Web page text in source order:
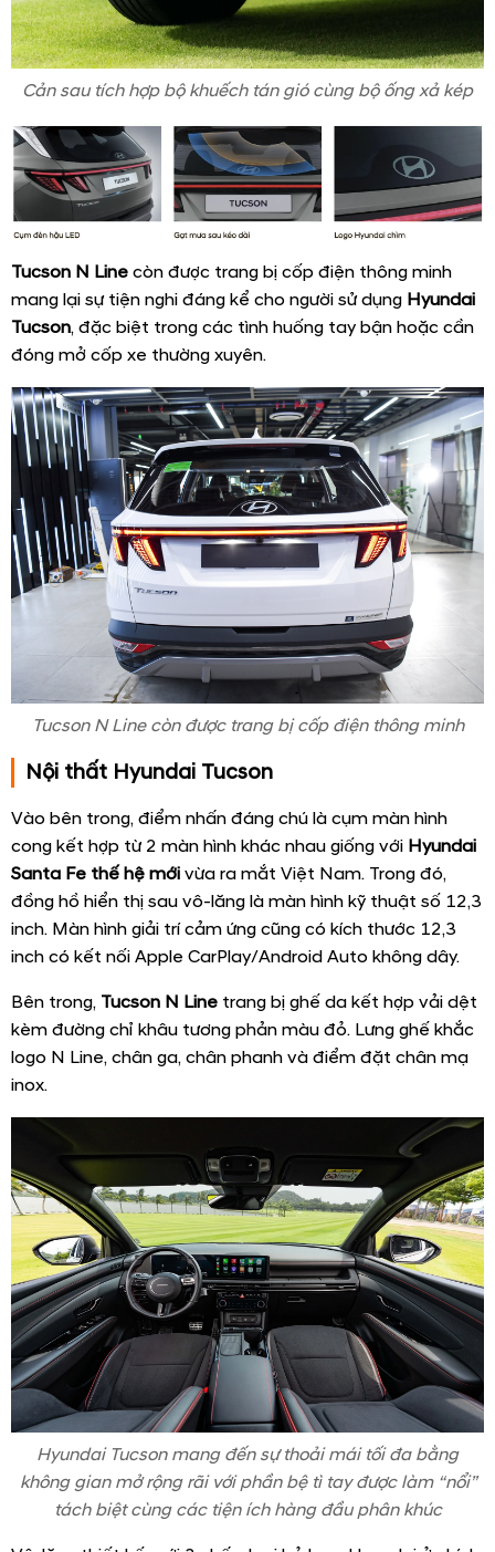
Cản sau tích hợp bộ khuếch tán gió cùng bộ ống xả kép
Tucson N Line còn được trang bị cốp điện thông minh
mang lại sự tiện nghi đáng kể cho người sử dụng Hyundai
Tucson, đặc biệt trong các tình huống tay bận hoặc cần
đóng mở cốp xe thường xuyên.
Tucson N Line còn được trang bị cốp điện thông minh
Nội thất Hyundai Tucson
Vào bên trong, điểm nhấn đáng chú là cụm màn hình
cong kết hợp từ 2 màn hình khác nhau giống với Hyundai
Santa Fe thế hệ mới vừa ra mắt Việt Nam. Trong đó,
đồng hồ hiển thị sau vô-lăng là màn hình kỹ thuật số 12,3
inch. Màn hình giải trí cảm ứng cũng có kích thước 12,3
inch có kết nối Apple CarPlay/Android Auto không dây.
Bên trong, Tucson N Line trang bị ghế da kết hợp vải dệt
kèm đường chỉ khâu tương phản màu đỏ. Lưng ghế khắc
logo N Line, chân ga, chân phanh và điểm đặt chân mạ
inox.
Hyundai Tucson mang đến sự thoải mái tối đa bằng
không gian mở rộng rãi với phần bệ tì tay được làm “nổi”
tách biệt cùng các tiện ích hàng đầu phân khúc